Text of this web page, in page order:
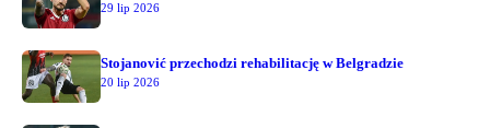
29 lip 2026
Stojanović przechodzi rehabilitację w Belgradzie
20 lip 2026